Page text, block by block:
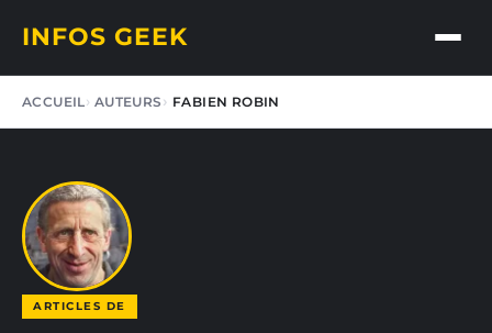
INFOS GEEK
ACCUEIL AUTEURS FABIEN ROBIN
ARTICLES DE